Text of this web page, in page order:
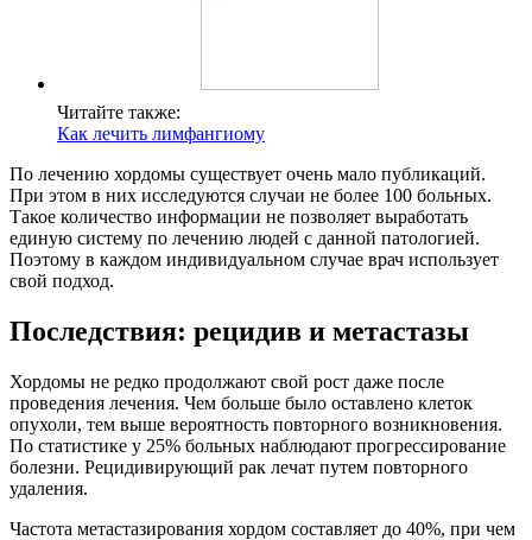
Читайте также:
Как лечить лимфангиому
По лечению хордомы существует очень мало публикаций.
При этом в них исследуются случаи не более 100 больных.
Такое количество информации не позволяет выработать
единую систему по лечению людей с данной патологией.
Поэтому в каждом индивидуальном случае врач использует
свой подход.
Последствия: рецидив и метастазы
Хордомы не редко продолжают свой рост даже после
проведения лечения. Чем больше было оставлено клеток
опухоли, тем выше вероятность повторного возникновения.
По статистике у 25% больных наблюдают прогрессирование
болезни. Рецидивирующий рак лечат путем повторного
удаления.
Частота метастазирования хордом составляет до 40%, при чем